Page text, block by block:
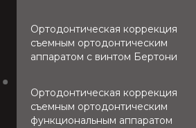
Ортодонтическая коррекция
съемным ортодонтическим
аппаратом с винтом Бертони
Ортодонтическая коррекция
съемным ортодонтическим
функциональным аппаратом